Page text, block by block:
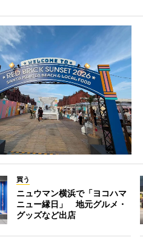
買う
ニュウマン横浜で「ヨコハマ
ニュー縁日」 地元グルメ・
グッズなど出店